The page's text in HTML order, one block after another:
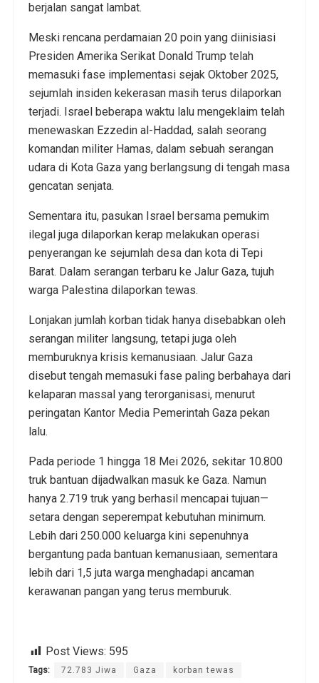
berjalan sangat lambat.
Meski rencana perdamaian 20 poin yang diinisiasi
Presiden Amerika Serikat Donald Trump telah
memasuki fase implementasi sejak Oktober 2025,
sejumlah insiden kekerasan masih terus dilaporkan
terjadi. Israel beberapa waktu lalu mengeklaim telah
menewaskan Ezzedin al-Haddad, salah seorang
komandan militer Hamas, dalam sebuah serangan
udara di Kota Gaza yang berlangsung di tengah masa
gencatan senjata.
Sementara itu, pasukan Israel bersama pemukim
ilegal juga dilaporkan kerap melakukan operasi
penyerangan ke sejumlah desa dan kota di Tepi
Barat. Dalam serangan terbaru ke Jalur Gaza, tujuh
warga Palestina dilaporkan tewas.
Lonjakan jumlah korban tidak hanya disebabkan oleh
serangan militer langsung, tetapi juga oleh
memburuknya krisis kemanusiaan. Jalur Gaza
disebut tengah memasuki fase paling berbahaya dari
kelaparan massal yang terorganisasi, menurut
peringatan Kantor Media Pemerintah Gaza pekan
lalu.
Pada periode 1 hingga 18 Mei 2026, sekitar 10.800
truk bantuan dijadwalkan masuk ke Gaza. Namun
hanya 2.719 truk yang berhasil mencapai tujuan—
setara dengan seperempat kebutuhan minimum.
Lebih dari 250.000 keluarga kini sepenuhnya
bergantung pada bantuan kemanusiaan, sementara
lebih dari 1,5 juta warga menghadapi ancaman
kerawanan pangan yang terus memburuk.
Post Views: 595
Tags: 72.783 Jiwa Gaza korban tewas